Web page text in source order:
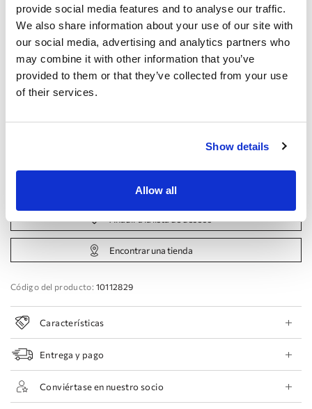
provide social media features and to analyse our traffic.
We also share information about your use of our site with
our social media, advertising and analytics partners who
may combine it with other information that you’ve
provided to them or that they’ve collected from your use
of their services.
Show details
Allow all
URBAN
Tamaño: Tabla de tallas
Europea: 34 EU
Reservar cita
Añadir a la lista de deseos
Encontrar una tienda
Código del producto: 10112829
Características
Entrega y pago
Conviértase en nuestro socio